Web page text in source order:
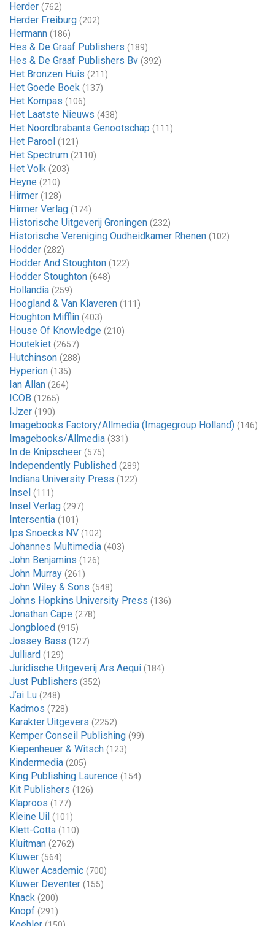
Herder (762)
Herder Freiburg (202)
Hermann (186)
Hes & De Graaf Publishers (189)
Hes & De Graaf Publishers Bv (392)
Het Bronzen Huis (211)
Het Goede Boek (137)
Het Kompas (106)
Het Laatste Nieuws (438)
Het Noordbrabants Genootschap (111)
Het Parool (121)
Het Spectrum (2110)
Het Volk (203)
Heyne (210)
Hirmer (128)
Hirmer Verlag (174)
Historische Uitgeverij Groningen (232)
Historische Vereniging Oudheidkamer Rhenen (102)
Hodder (282)
Hodder And Stoughton (122)
Hodder Stoughton (648)
Hollandia (259)
Hoogland & Van Klaveren (111)
Houghton Mifflin (403)
House Of Knowledge (210)
Houtekiet (2657)
Hutchinson (288)
Hyperion (135)
Ian Allan (264)
ICOB (1265)
IJzer (190)
Imagebooks Factory/Allmedia (Imagegroup Holland) (146)
Imagebooks/Allmedia (331)
In de Knipscheer (575)
Independently Published (289)
Indiana University Press (122)
Insel (111)
Insel Verlag (297)
Intersentia (101)
Ips Snoecks NV (102)
Johannes Multimedia (403)
John Benjamins (126)
John Murray (261)
John Wiley & Sons (548)
Johns Hopkins University Press (136)
Jonathan Cape (278)
Jongbloed (915)
Jossey Bass (127)
Julliard (129)
Juridische Uitgeverij Ars Aequi (184)
Just Publishers (352)
J’ai Lu (248)
Kadmos (728)
Karakter Uitgevers (2252)
Kemper Conseil Publishing (99)
Kiepenheuer & Witsch (123)
Kindermedia (205)
King Publishing Laurence (154)
Kit Publishers (126)
Klaproos (177)
Kleine Uil (101)
Klett-Cotta (110)
Kluitman (2762)
Kluwer (564)
Kluwer Academic (700)
Kluwer Deventer (155)
Knack (200)
Knopf (291)